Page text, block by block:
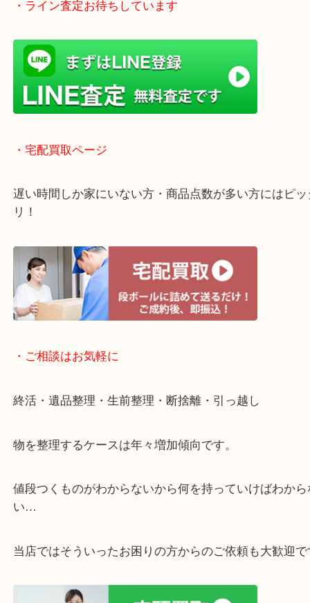
査定中のお買い物も可能！
近隣のお客様でも出張買取は無料でご対応いたしま
・ライン査定お待ちしています
・宅配買取ページ
遅い時間しか家にいない方・商品点数が多い方には
リ！